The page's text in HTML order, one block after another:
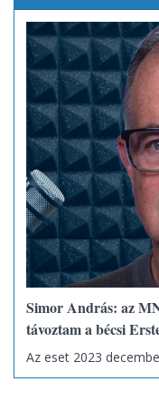
Simor András: az
távoztam a bécsi
Az eset 2023